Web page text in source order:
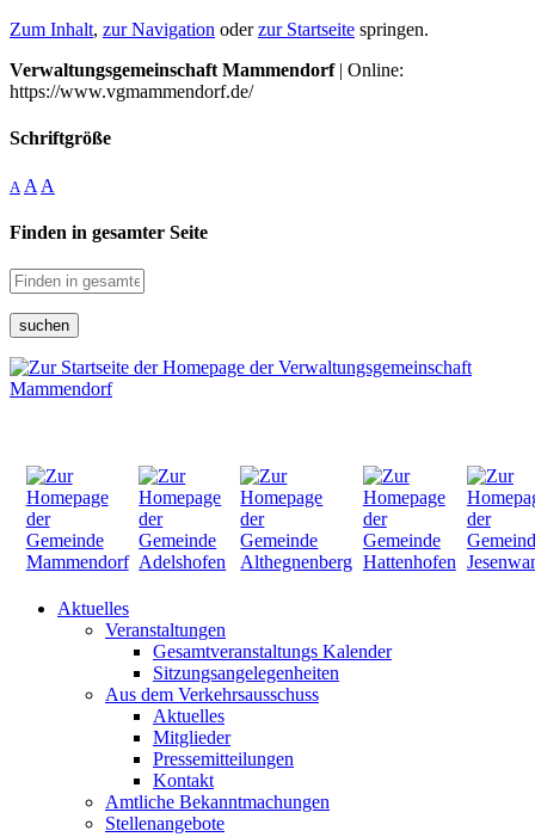
Zum Inhalt, zur Navigation oderzur Startseite springen.
Verwaltungsgemeinschaft Mammendorf| Online:
https://www.vgmammendorf.de/
Schriftgröße
A A A
Finden in gesamter Seite
suchen
Aktuelles
Veranstaltungen
Gesamtveranstaltungs Kalender
Sitzungsangelegenheiten
Aus dem Verkehrsausschuss
Aktuelles
Mitglieder
Pressemitteilungen
Kontakt
Amtliche Bekanntmachungen
Stellenangebote